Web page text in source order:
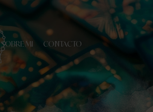
SOBRE MI CONTACTO